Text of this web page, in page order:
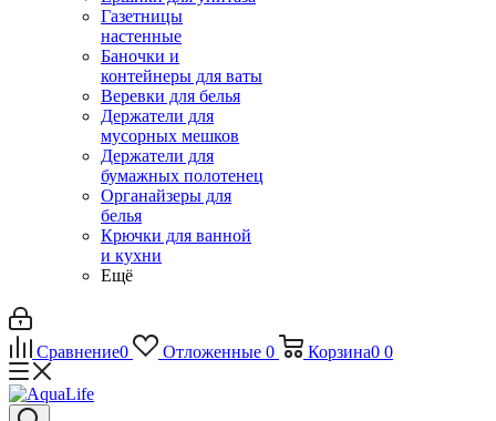
Газетницы
настенные
Баночки и
контейнеры для ваты
Веревки для белья
Держатели для
мусорных мешков
Держатели для
бумажных полотенец
Органайзеры для
белья
Крючки для ванной
и кухни
Ещё
Сравнение0 Отложенные 0 Корзина0 0